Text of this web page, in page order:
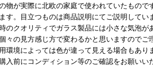
物が実際に北欧の家庭で使われていたもの
す。目立つものは商品説明にてご説明して
のクオリティでガラス製品には小さな気泡が
々の見方感じ方で変わるかと思いますのでご
環境によっては色が違って見える場合もあ
入前にコンディション等のご確認をお願い